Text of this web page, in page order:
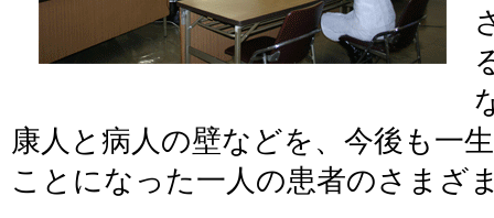
康人と病人の壁などを、今後も一
ことになった一人の患者のさまざ